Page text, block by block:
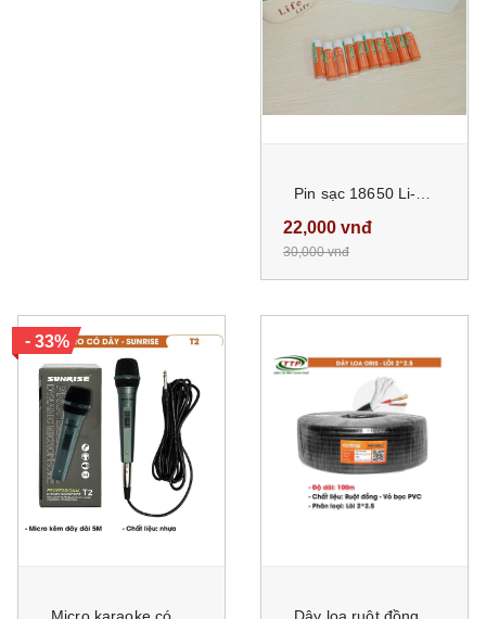
22,000 vnđ
30,000 vnđ
-33%